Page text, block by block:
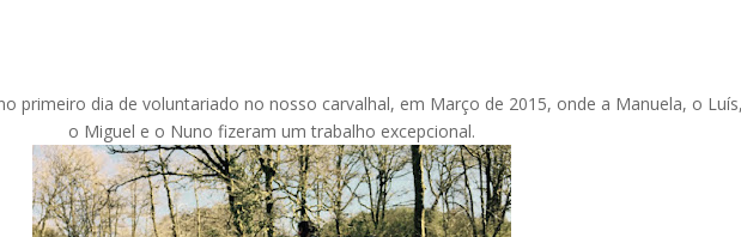
primeiro dia de voluntariado no nosso carvalhal, em Março de 2015, onde a Manuela, o Luís,
o Miguel e o Nuno fizeram um trabalho excepcional.